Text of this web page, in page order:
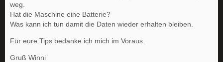
weg.
Hat die Maschine eine Batterie?
Was kann ich tun damit die Daten wieder erhalten bleiben.
Für eure Tips bedanke ich mich im Voraus.
Gruß Winni